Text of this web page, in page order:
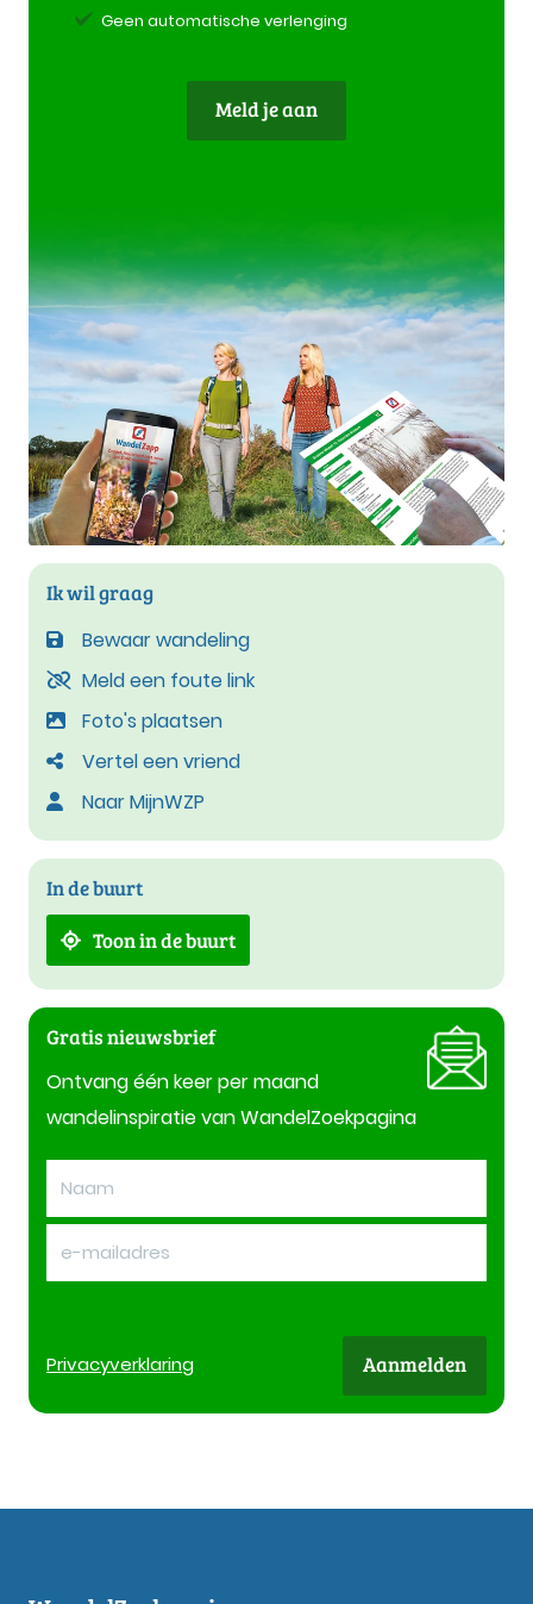
Geen automatische verlenging
Meld je aan
Ik wil graag
Bewaar wandeling
Meld een foute link
Foto's plaatsen
Vertel een vriend
Naar MijnWZP
In de buurt
Toon in de buurt
Gratis nieuwsbrief
Ontvang één keer per maand
wandelinspiratie van WandelZoekpagina
Privacyverklaring Aanmelden